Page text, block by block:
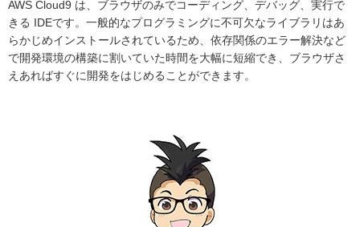
AWS Cloud9 は、ブラウザのみでコーディング、デバッグ、実行で
きる IDEです。一般的なプログラミングに不可欠なライブラリはあ
らかじめインストールされているため、依存関係のエラー解決など
で開発環境の構築に割いていた時間を大幅に短縮でき、ブラウザさ
えあればすぐに開発をはじめることができます。